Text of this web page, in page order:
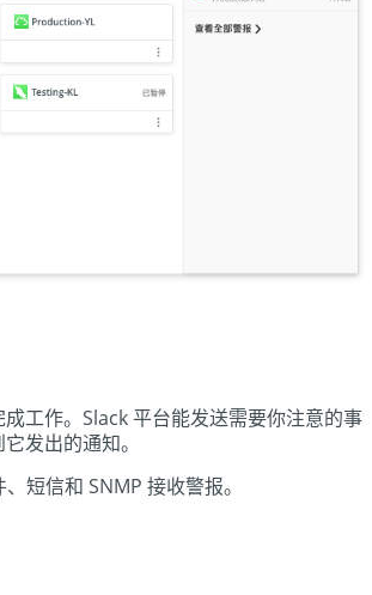
工作。Slack 平台能发送需要你注意的事
发出的通知。
短信和 SNMP 接收警报。